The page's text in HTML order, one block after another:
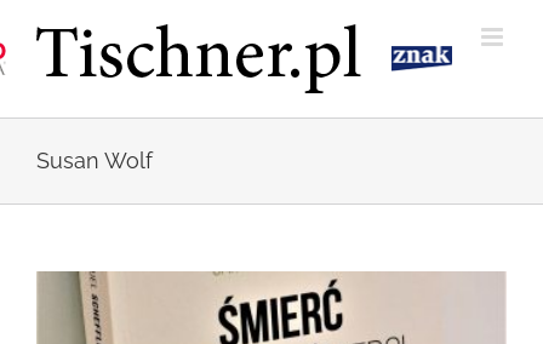
zawartości
Susan Wolf